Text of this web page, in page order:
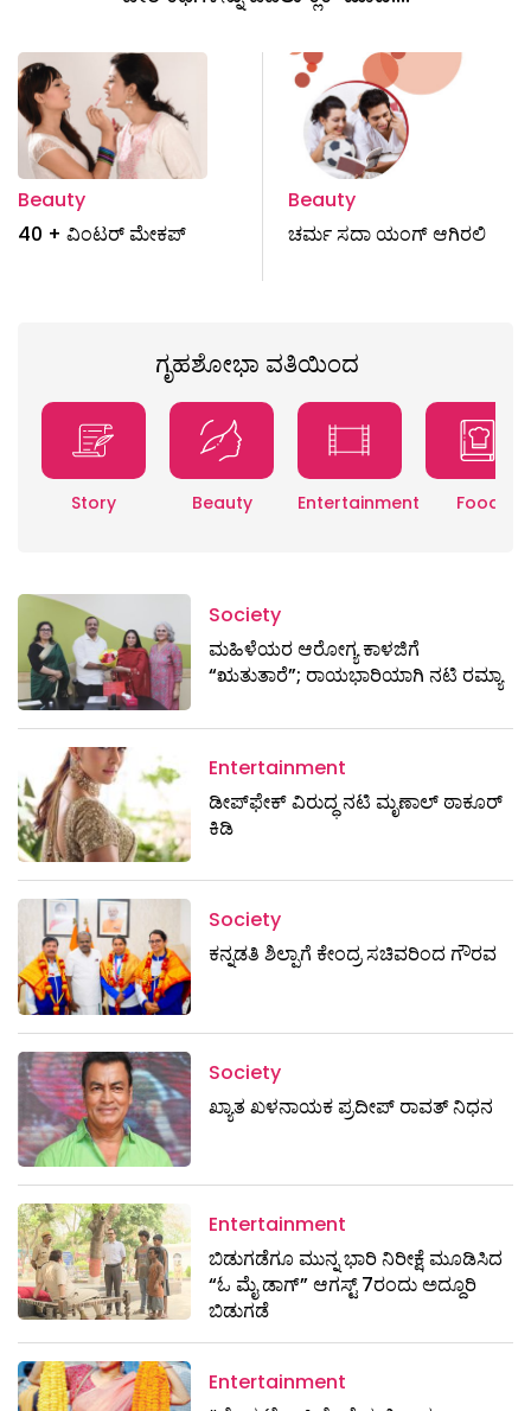
Beauty
40 + ವಿಂಟರ್ ಮೇಕಪ್
Beauty
ಚರ್ಮ ಸದಾ ಯಂಗ್ ಆಗಿರಲಿ
ಗೃಹಶೋಭಾ ವತಿಯಿಂದ
Story Beauty Entertainment Food
Society
ಮಹಿಳೆಯರ ಆರೋಗ್ಯ ಕಾಳಜಿಗೆ
“ಋತುತಾರೆ”; ರಾಯಭಾರಿಯಾಗಿ ನಟಿ ರಮ್ಯಾ
Entertainment
ಡೀಪ್‌ಫೇಕ್ ವಿರುದ್ಧ ನಟಿ ಮೃಣಾಲ್ ಠಾಕೂರ್
ಕಿಡಿ
Society
ಕನ್ನಡತಿ ಶಿಲ್ಪಾಗೆ ಕೇಂದ್ರ ಸಚಿವರಿಂದ ಗೌರವ
Society
ಖ್ಯಾತ ಖಳನಾಯಕ ಪ್ರದೀಪ್ ರಾವತ್‌ ನಿಧನ
Entertainment
ಬಿಡುಗಡೆಗೂ ಮುನ್ನ ಭಾರಿ ನಿರೀಕ್ಷೆ ಮೂಡಿಸಿದ
“ಓ ಮೈ ಡಾಗ್” ಆಗಸ್ಟ್ 7ರಂದು ಅದ್ದೂರಿ
ಬಿಡುಗಡೆ
Entertainment